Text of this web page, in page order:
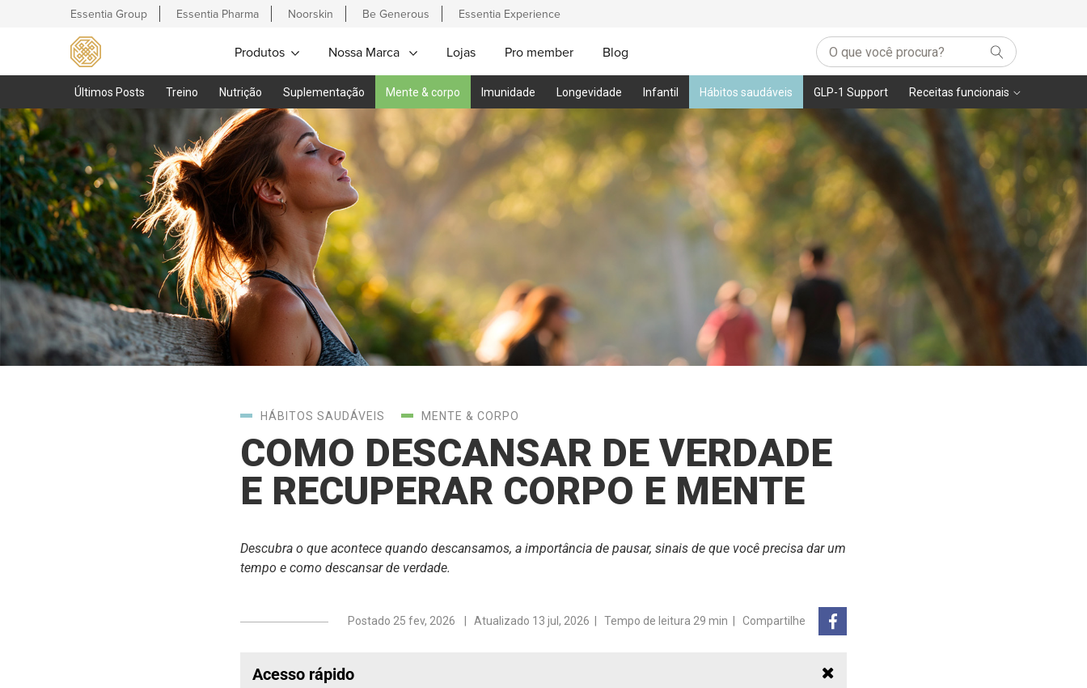
Essentia Group Essentia Pharma Noorskin Be Generous Essentia Experience
Produtos Nossa Marca Lojas Pro member Blog
Últimos Posts Treino Nutrição Suplementação Mente & corpo Imunidade Longevidade Infantil Hábitos saudáveis GLP-1 Support Receitas funcionais
HÁBITOS SAUDÁVEIS MENTE & CORPO
COMO DESCANSAR DE VERDADE
E RECUPERAR CORPO E MENTE
Descubra o que acontece quando descansamos, a importância de pausar, sinais de que você precisa dar um
tempo e como descansar de verdade.
Postado 25 fev, 2026 | Atualizado 13 jul, 2026 | Tempo de leitura 29 min Compartilhe
Acesso rápido